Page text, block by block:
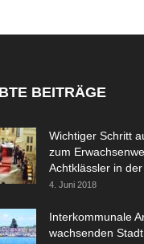
BEITRÄGE
Wichtiger Schritt
zum
Achtklässler in der
4. Juni 2018
Interkommunale
wachsenden